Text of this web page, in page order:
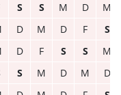
S S M D
M
D M D F
S
D F S S
M
S M D M
D